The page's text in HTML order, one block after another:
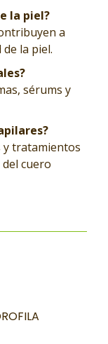
la piel?
a
la piel.
sérums y
y tratamientos
cuero